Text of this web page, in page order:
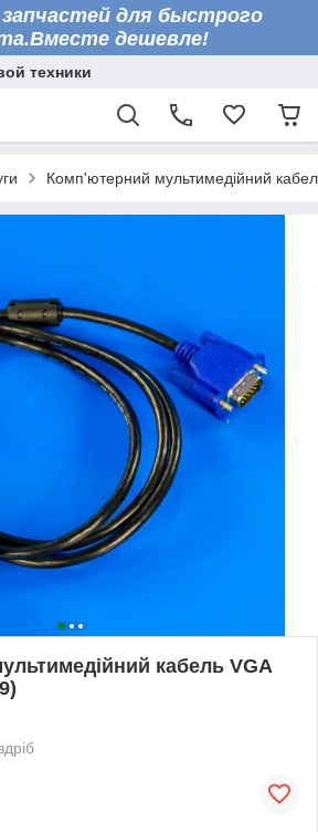
для быстрого
дешевле!
техники
Комп'ютерний мультимедійний
кабель VGA